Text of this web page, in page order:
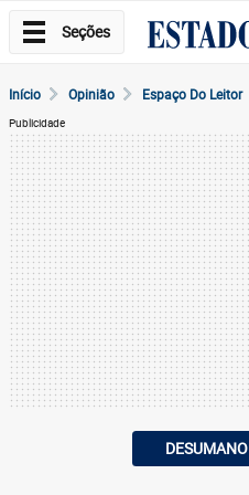
Seções
Início Opinião Espaço Do Leitor
Publicidade
DESUMANO